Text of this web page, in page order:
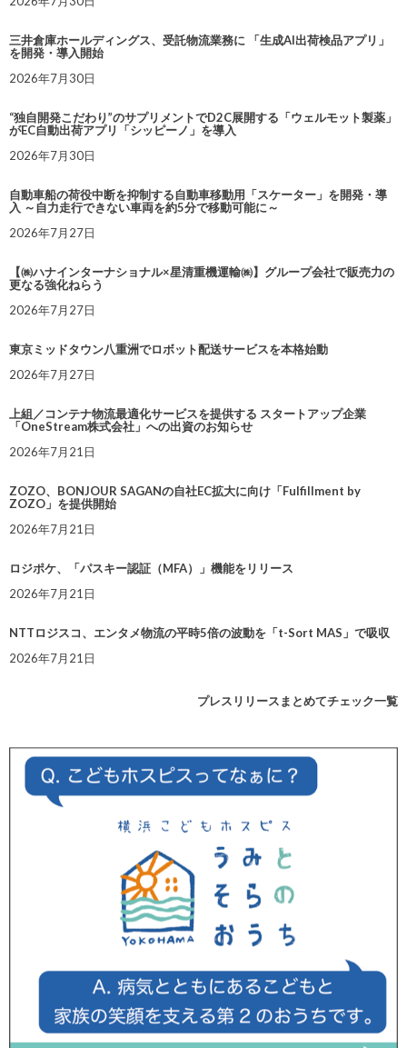
三井倉庫ホールディングス、受託物流業務に 「生成AI出荷検品アプリ」
を開発・導入開始
2026年7月30日
“独自開発こだわり”のサプリメントでD2C展開する「ウェルモット製薬」
がEC自動出荷アプリ「シッピーノ」を導入
2026年7月30日
自動車船の荷役中断を抑制する自動車移動用「スケーター」を開発・導
入 ～自力走行できない車両を約5分で移動可能に～
2026年7月27日
【㈱ハナインターナショナル×星清重機運輸㈱】グループ会社で販売力の
更なる強化ねらう
2026年7月27日
東京ミッドタウン八重洲でロボット配送サービスを本格始動
2026年7月27日
上組／コンテナ物流最適化サービスを提供する スタートアップ企業
「OneStream株式会社」への出資のお知らせ
2026年7月21日
ZOZO、BONJOUR SAGANの自社EC拡大に向け「Fulfillment by
ZOZO」を提供開始
2026年7月21日
ロジポケ、「パスキー認証（MFA）」機能をリリース
2026年7月21日
NTTロジスコ、エンタメ物流の平時5倍の波動を「t-Sort MAS」で吸収
2026年7月21日
プレスリリースまとめてチェック一覧